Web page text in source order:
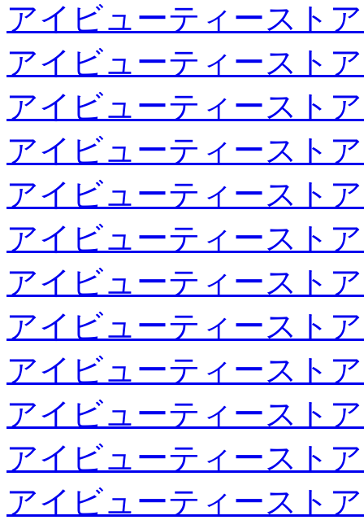
アイビューティースト
アイビューティースト
アイビューティースト
アイビューティースト
アイビューティースト
アイビューティースト
アイビューティースト
アイビューティースト
アイビューティースト
アイビューティースト
アイビューティースト
アイビューティースト